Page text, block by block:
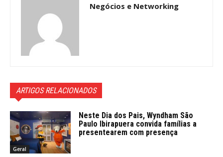
Negócios e Networking
ARTIGOS RELACIONADOS
Geral
Neste Dia dos Pais, Wyndham São
Paulo Ibirapuera convida famílias a
presentearem com presença